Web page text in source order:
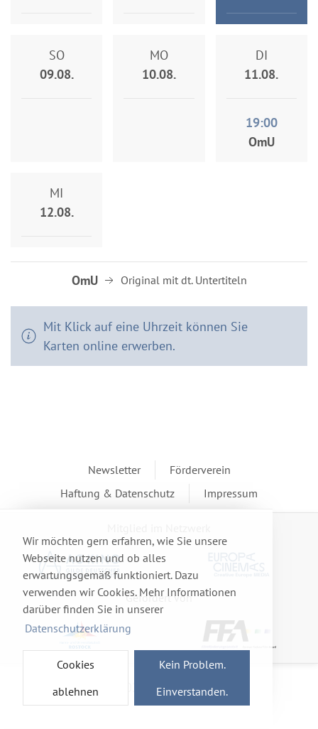
Wir möchten gern erfahren, wie Sie unsere
Webseite nutzen und ob alles
erwartungsgemäß funktioniert. Dazu
verwenden wir Cookies. Mehr Informationen
darüber finden Sie in unserer
Datenschutzerklärung
Cookies
ablehnen
Kein Problem.
Einverstanden.
SO
09.08.
MO
10.08.
DI
11.08.
19:00
OmU
MI
12.08.
OmU Original mit dt. Untertiteln
Mit Klick auf eine Uhrzeit können Sie
Karten online erwerben.
Newsletter
Förderverein
Haftung & Datenschutz
Impressum
Gefördert von
© 2026 Ro-cine e. V.